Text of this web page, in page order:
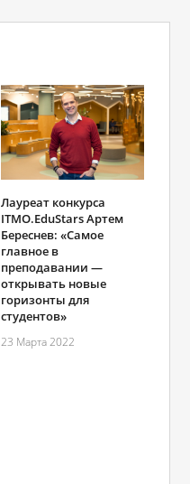
Лауреат конкурса
ITMO.EduStars Артем
Береснев: «Самое
главное в
преподавании —
открывать новые
горизонты для
студентов»
23 Марта 2022